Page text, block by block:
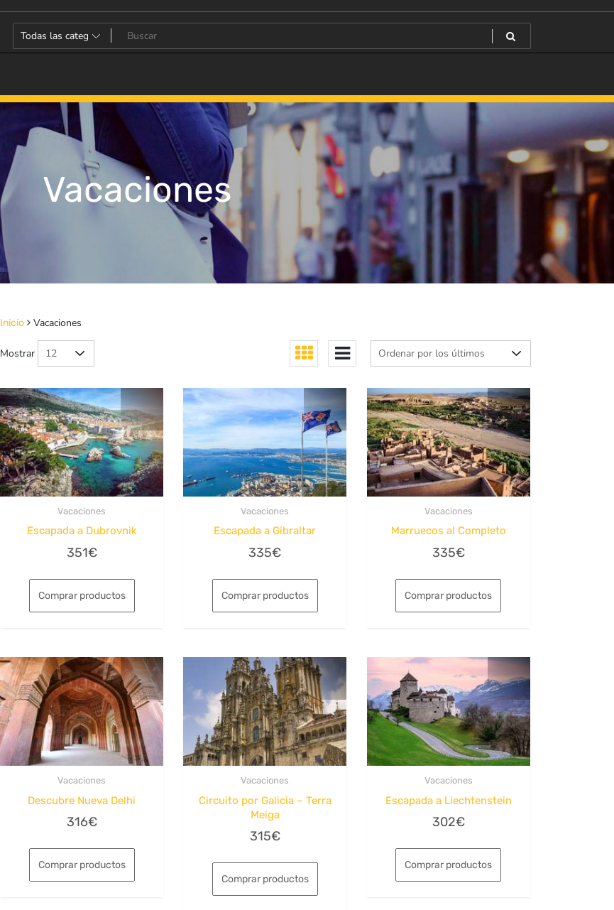
Vacaciones
Inicio Vacaciones
Mostrar
Vacaciones
Escapada a Dubrovnik
351€
Comprar productos
Vacaciones
Escapada a Gibraltar
335€
Comprar productos
Vacaciones
Marruecos al Completo
335€
Comprar productos
Vacaciones
Descubre Nueva Delhi
316€
Comprar productos
Vacaciones
Circuito por Galicia – Terra
Meiga
315€
Comprar productos
Vacaciones
Escapada a Liechtenstein
302€
Comprar productos